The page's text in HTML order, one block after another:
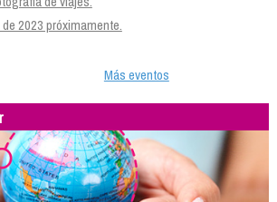
2023 próximamente.
Más eventos